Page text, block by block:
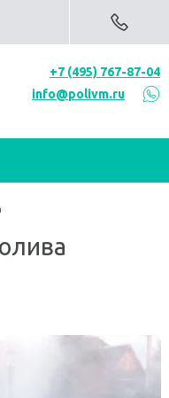
+7 (495) 767-87-04
info@polivm.ru